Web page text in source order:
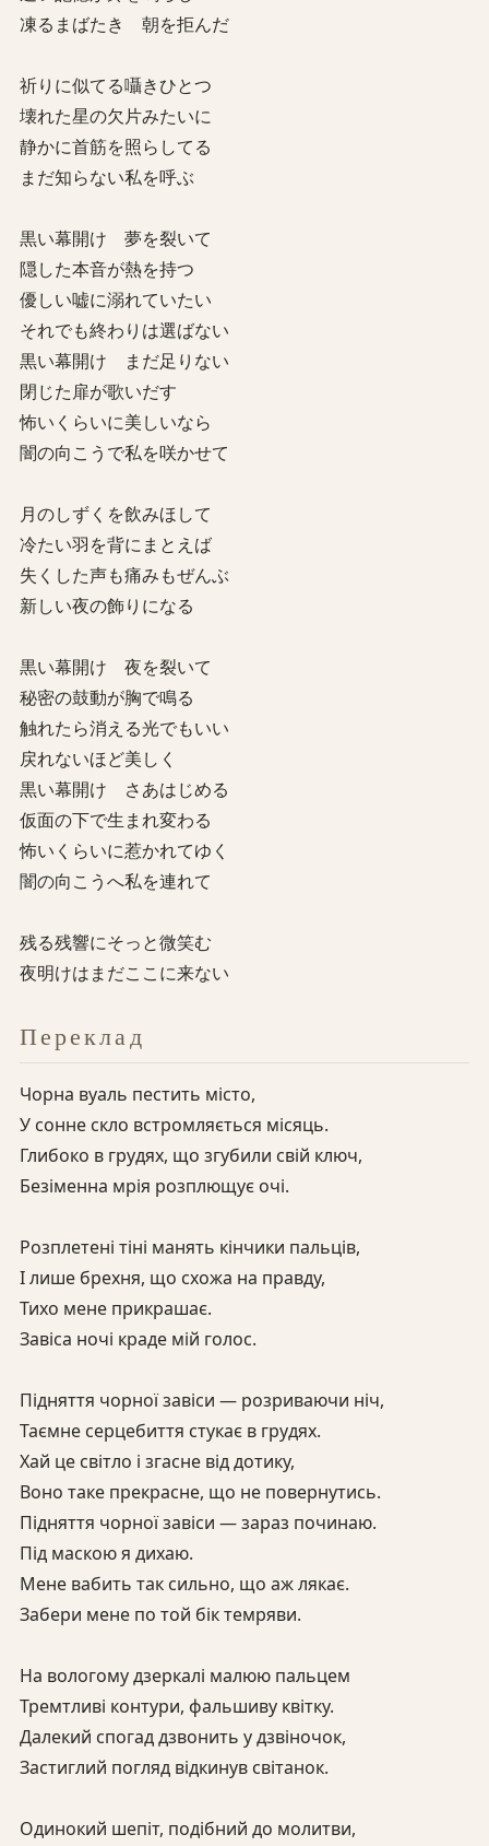
凍るまばたき 朝を拒んだ
祈りに似てる囁きひとつ
壊れた星の欠片みたいに
静かに首筋を照らしてる
まだ知らない私を呼ぶ
黒い幕開け 夢を裂いて
隠した本音が熱を持つ
優しい嘘に溺れていたい
それでも終わりは選ばない
黒い幕開け まだ足りない
閉じた扉が歌いだす
怖いくらいに美しいなら
闇の向こうで私を咲かせて
月のしずくを飲みほして
冷たい羽を背にまとえば
失くした声も痛みもぜんぶ
新しい夜の飾りになる
黒い幕開け 夜を裂いて
秘密の鼓動が胸で鳴る
触れたら消える光でもいい
戻れないほど美しく
黒い幕開け さあはじめる
仮面の下で生まれ変わる
怖いくらいに惹かれてゆく
闇の向こうへ私を連れて
残る残響にそっと微笑む
夜明けはまだここに来ない
Переклад
Чорна вуаль пестить місто,
У сонне скло встромляється місяць.
Глибоко в грудях, що згубили свій ключ,
Безіменна мрія розплющує очі.
Розплетені тіні манять кінчики пальців,
І лише брехня, що схожа на правду,
Тихо мене прикрашає.
Завіса ночі краде мій голос.
Підняття чорної завіси — розриваючи ніч,
Таємне серцебиття стукає в грудях.
Хай це світло і згасне від дотику,
Воно таке прекрасне, що не повернутись.
Підняття чорної завіси — зараз починаю.
Під маскою я дихаю.
Мене вабить так сильно, що аж лякає.
Забери мене по той бік темряви.
На вологому дзеркалі малюю пальцем
Тремтливі контури, фальшиву квітку.
Далекий спогад дзвонить у дзвіночок,
Застиглий погляд відкинув світанок.
Одинокий шепіт, подібний до молитви,